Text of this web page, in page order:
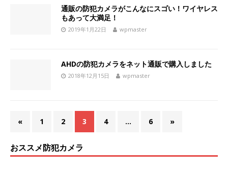
通販の防犯カメラがこんなにスゴい！ワイヤレス
もあって大満足！
2019年1月22日 wpmaster
AHDの防犯カメラをネット通販で購入しました
2018年12月15日 wpmaster
« 1 2 3 4 … 6 »
おススメ防犯カメラ